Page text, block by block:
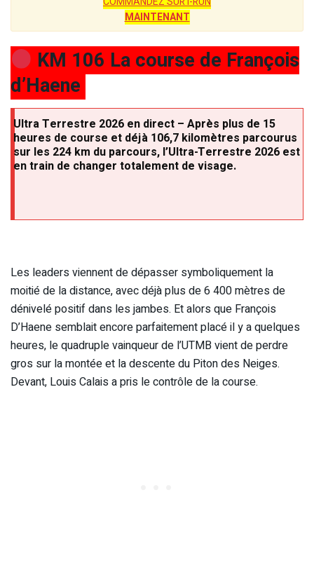
MAINTENANT
KM 106 La course de François
d’Haene
Ultra Terrestre 2026 en direct – Après plus de 15
heures de course et déjà 106,7 kilomètres parcourus
sur les 224 km du parcours, l’Ultra-Terrestre 2026 est
en train de changer totalement de visage.
Les leaders viennent de dépasser symboliquement la
moitié de la distance, avec déjà plus de 6 400 mètres de
dénivelé positif dans les jambes. Et alors que François
D’Haene semblait encore parfaitement placé il y a quelques
heures, le quadruple vainqueur de l’UTMB vient de perdre
gros sur la montée et la descente du Piton des Neiges.
Devant, Louis Calais a pris le contrôle de la course.